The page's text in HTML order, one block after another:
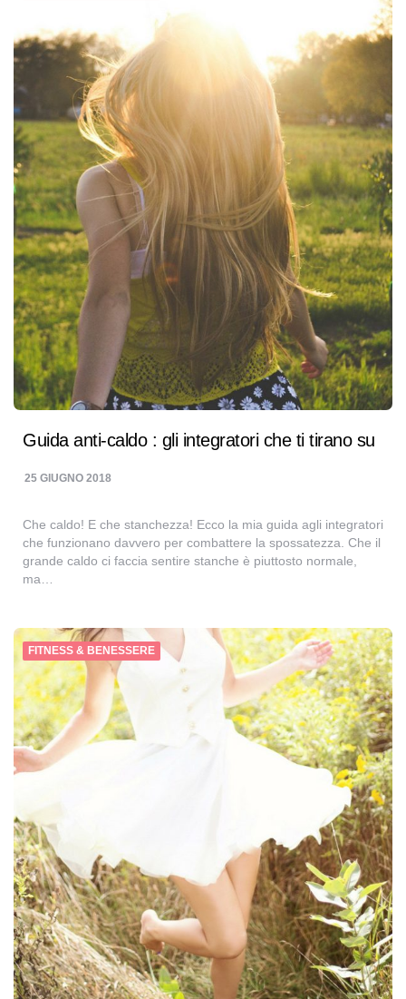
Guida anti-caldo : gli integratori che ti tirano su
25 GIUGNO 2018
Che caldo! E che stanchezza! Ecco la mia guida agli integratori
che funzionano davvero per combattere la spossatezza. Che il
grande caldo ci faccia sentire stanche è piuttosto normale,
ma…
FITNESS & BENESSERE